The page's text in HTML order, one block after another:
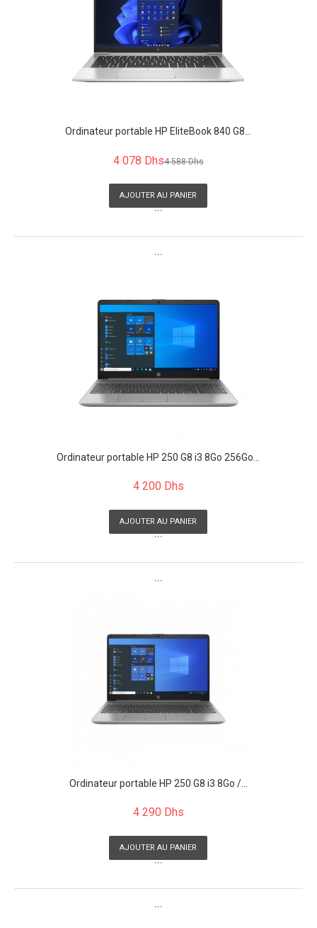
Ordinateur portable HP EliteBook 840 G8...
4 078 Dhs4 588 Dhs
AJOUTER AU PANIER
```
```
Ordinateur portable HP 250 G8 i3 8Go 256Go...
4 200 Dhs
AJOUTER AU PANIER
```
```
Ordinateur portable HP 250 G8 i3 8Go /...
4 290 Dhs
AJOUTER AU PANIER
```
```